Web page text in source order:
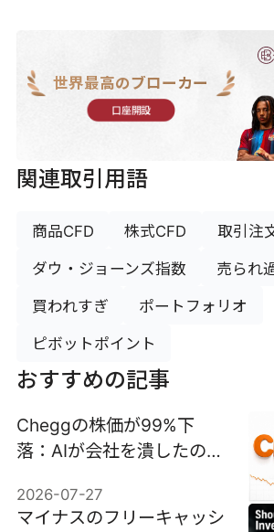
世界最高のブローカー
口座開設
関連取引用語
商品CFD 株式CFD 取引注
ダウ・ジョーンズ指数 売られ
買われすぎ ポートフォリオ
ピボットポイント
おすすめの記事
Cheggの株価が99%下
落：AIが会社を潰したの
ジネスモデルが原因だった
2026-07-27
マイナスのフリーキャッシ